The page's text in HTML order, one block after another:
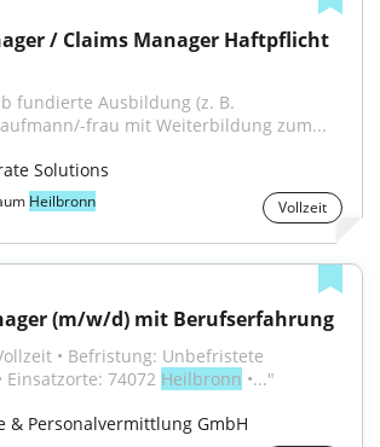
/ Claims Manager Haftpflicht
fundierte Ausbildung (z. B.
frau mit Weiterbildung zum...
Solutions
Heilbronn Vollzeit
(m/w/d) mit Berufserfahrung
• Befristung: Unbefristete
Einsatzorte: 74072 Heilbronn •..."
& Personalvermittlung GmbH